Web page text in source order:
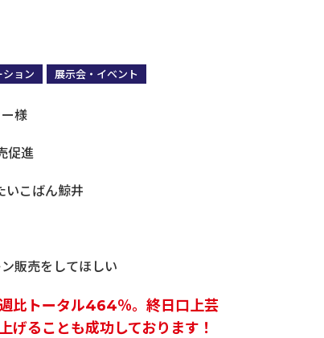
販売・マーケコミュニケーション研修
ション 展示会・イベント
様
促進
いこばん鯨井
販売をしてほしい
比トータル464％。終日口上芸
げることも成功しております！